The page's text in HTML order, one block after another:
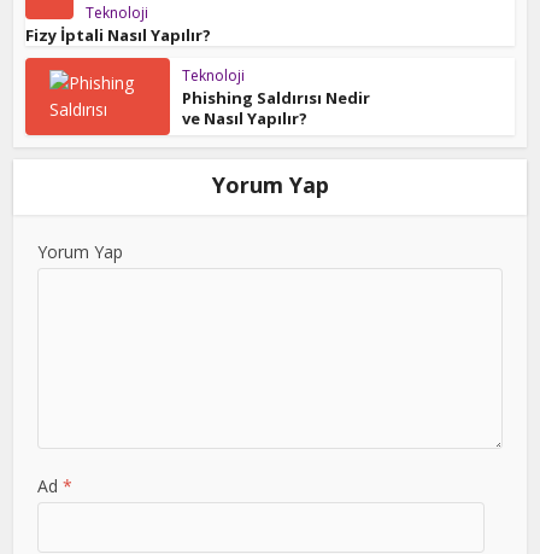
Teknoloji
Fizy İptali Nasıl Yapılır?
Teknoloji
Phishing Saldırısı Nedir
ve Nasıl Yapılır?
Yorum Yap
Yorum Yap
Ad*